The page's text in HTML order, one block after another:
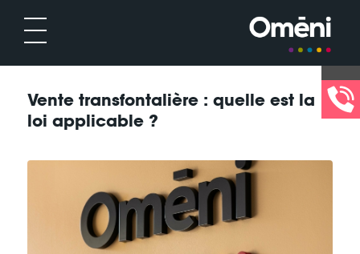
Vente transfontalière : quelle est la
loi applicable ?